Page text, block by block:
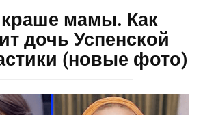
мамы. Как
дочь Успенской
(новые фото)